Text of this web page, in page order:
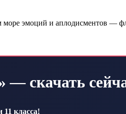
эмоций и аплодисментов —
— скачать
11 класса!